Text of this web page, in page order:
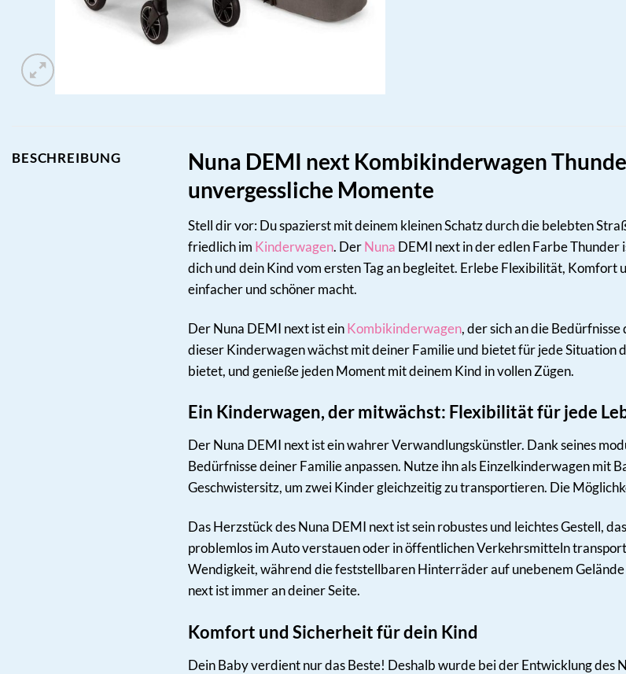
BESCHREIBUNG
Nuna DEMI next Kombikinderwagen
unvergessliche Momente
Stell dir vor: Du spazierst mit deinem kleinen Schatz durch die belebten
friedlich im Kinderwagen. DerNuna DEMI next in der edlen Farbe Thunder
dich und dein Kind vom ersten Tag an begleitet. Erlebe Flexibilität, Komfort
einfacher und schöner macht.
Der Nuna DEMI next ist einKombikinderwagen, der sich an die
dieser Kinderwagen wächst mit deiner Familie und bietet für jede Situation
bietet, und genieße jeden Moment mit deinem Kind in vollen Zügen.
Ein Kinderwagen, der mitwächst: Flexibilität für jede
Der Nuna DEMI next ist ein wahrer Verwandlungskünstler. Dank seines
Bedürfnisse deiner Familie anpassen. Nutze ihn als Einzelkinderwagen
Geschwistersitz, um zwei Kinder gleichzeitig zu transportieren. Die
Das Herzstück des Nuna DEMI next ist sein robustes und leichtes Gestell,
problemlos im Auto verstauen oder in öffentlichen Verkehrsmitteln
Wendigkeit, während die feststellbaren Hinterräder auf unebenem
next ist immer an deiner Seite.
Komfort und Sicherheit für dein Kind
Dein Baby verdient nur das Beste! Deshalb wurde bei der Entwicklung